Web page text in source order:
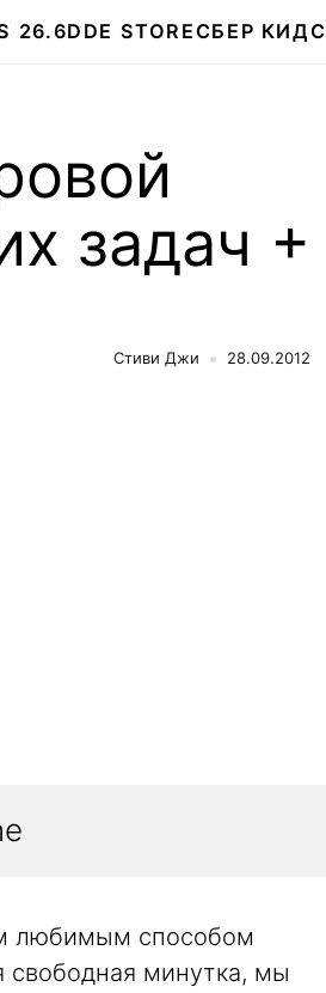
26.6DDE STORE СБЕР КИДС
задач +
Стиви Джи 28.09.2012
любимым способом
свободная минутка, мы